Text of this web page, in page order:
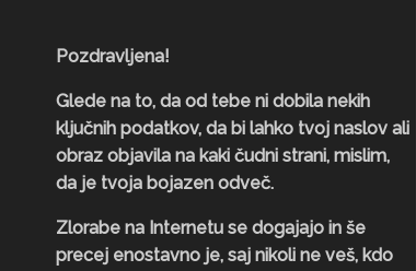
Pozdravljena!
Glede na to, da od tebe ni dobila nekih
ključnih podatkov, da bi lahko tvoj naslov ali
obraz objavila na kaki čudni strani, mislim,
da je tvoja bojazen odveč.
Zlorabe na Internetu se dogajajo in še
precej enostavno je, saj nikoli ne veš, kdo